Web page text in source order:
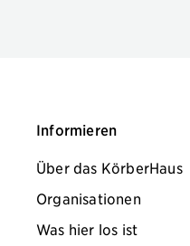
Informieren
Über das KörberHaus
Organisationen
Was hier los ist